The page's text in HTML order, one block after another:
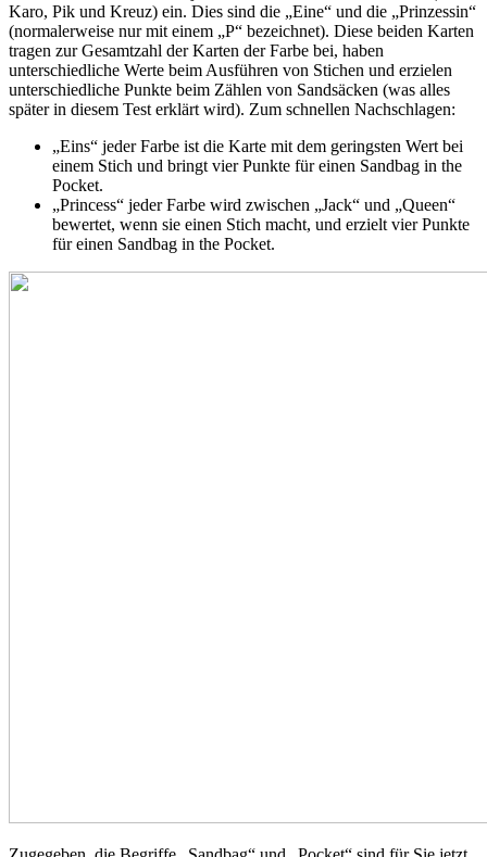
Karo, Pik und Kreuz) ein. Dies sind die „Eine“ und die „Prinzessin“
(normalerweise nur mit einem „P“ bezeichnet). Diese beiden Karten
tragen zur Gesamtzahl der Karten der Farbe bei, haben
unterschiedliche Werte beim Ausführen von Stichen und erzielen
unterschiedliche Punkte beim Zählen von Sandsäcken (was alles
später in diesem Test erklärt wird). Zum schnellen Nachschlagen:
„Eins“ jeder Farbe ist die Karte mit dem geringsten Wert bei
einem Stich und bringt vier Punkte für einen Sandbag in the
Pocket.
„Princess“ jeder Farbe wird zwischen „Jack“ und „Queen“
bewertet, wenn sie einen Stich macht, und erzielt vier Punkte
für einen Sandbag in the Pocket.